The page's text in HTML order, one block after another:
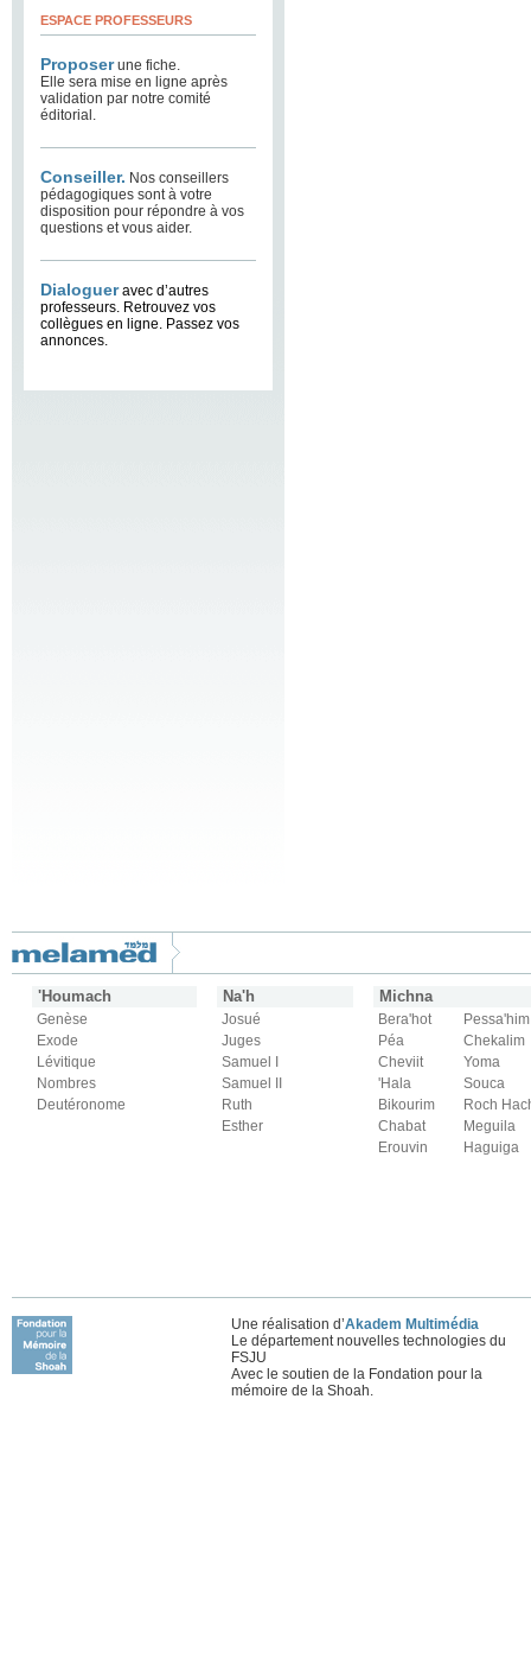
ESPACE PROFESSEURS
Proposerune fiche.
Elle sera mise en ligne après
validation par notre comité
éditorial.
Conseiller. Nos conseillers
pédagogiques sont à votre
disposition pour répondre à vos
questions et vous aider.
Dialogueravec d’autres
professeurs. Retrouvez vos
collègues en ligne. Passez vos
annonces.
'Houmach
Genèse
Exode
Lévitique
Nombres
Deutéronome
Na'h
Josué
Juges
Samuel I
Samuel II
Ruth
Esther
Michna
Bera'hot
Péa
Cheviit
'Hala
Bikourim
Chabat
Erouvin
Pessa'him
Chekalim
Yoma
Souca
Roch
Meguila
Haguiga
Une réalisation d’Akadem Multimédia
Le département nouvelles technologies du
FSJU
Avec le soutien de la Fondation pour la
mémoire de la Shoah.